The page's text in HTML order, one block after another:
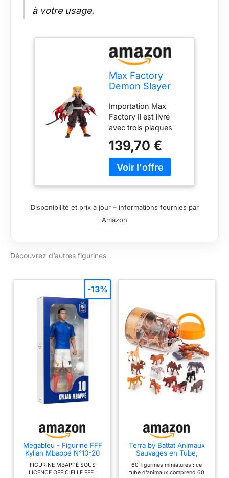
à votre usage.
Max Factory
Demon Slayer
no Yaiba Figma
Kyojuro Rengoku
15 cm
Importation Max
Factory Il est livré
avec trois plaques
visage standard, un
visage souriant et un
visage de combat
une utilisation avec
son visage standard
Nichirin et trois types
flamme pour recréer
ses techniques de
respiration de flamme
139,70 €
Disponibilité et prix à jour – informations fournies par
Amazon
Découvrez d’autres figurines
Megableu - Figurine FFF
Kylian Mbappé N°10-20
cm - Grande Figurine
Foot Réaliste & Articulée
10 Points – Licence
FIGURINE MBAPPÉ SOUS
LICENCE OFFICIELLE FFF :
-13%
Terra by Battat Animaux
Sauvages en Tube,
60 figurines miniatures : ce
tube d’animaux comprend 60